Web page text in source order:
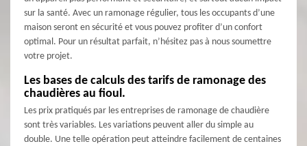
sur la santé. Avec un ramonage régulier, tous les occupants d’une
maison seront en sécurité et vous pouvez profiter d’un confort
optimal. Pour un résultat parfait, n’hésitez pas à nous soumettre
votre projet.
Les bases de calculs des tarifs de ramonage des
chaudières au fioul.
Les prix pratiqués par les entreprises de ramonage de chaudière
sont très variables. Les variations peuvent aller du simple au
double. Une telle opération peut atteindre facilement de centaines